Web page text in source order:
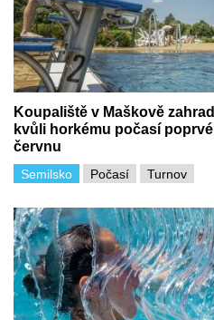
Koupaliště v Maškově
kvůli horkému počasí
červnu
Počasí
Semilsko Turnov